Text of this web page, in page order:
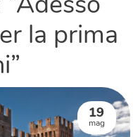
la prima
19
mag